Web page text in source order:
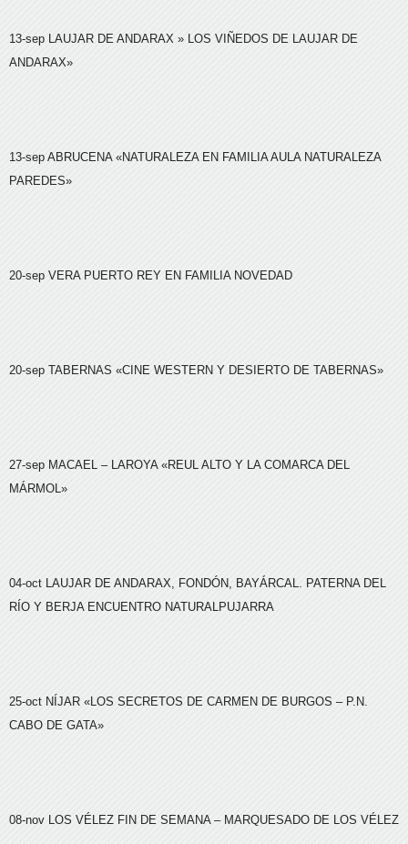
13-sep LAUJAR DE ANDARAX » LOS VIÑEDOS DE LAUJAR DE
ANDARAX»
13-sep ABRUCENA «NATURALEZA EN FAMILIA AULA NATURALEZA
PAREDES»
20-sep VERA PUERTO REY EN FAMILIA NOVEDAD
20-sep TABERNAS «CINE WESTERN Y DESIERTO DE TABERNAS»
27-sep MACAEL – LAROYA «REUL ALTO Y LA COMARCA DEL
MÁRMOL»
04-oct LAUJAR DE ANDARAX, FONDÓN, BAYÁRCAL. PATERNA DEL
RÍO Y BERJA ENCUENTRO NATURALPUJARRA
25-oct NÍJAR «LOS SECRETOS DE CARMEN DE BURGOS – P.N.
CABO DE GATA»
08-nov LOS VÉLEZ FIN DE SEMANA – MARQUESADO DE LOS VÉLEZ